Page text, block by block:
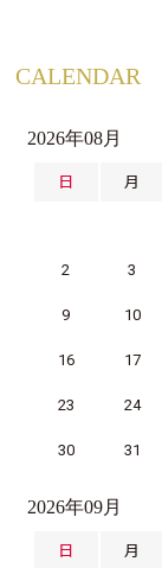
CALENDAR
2026年08月
日 月
2 3
9 10
16 17
23 24
30 31
2026年09月
日 月